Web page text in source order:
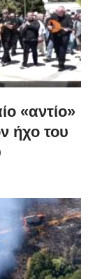
«αντίο»
ήχο του